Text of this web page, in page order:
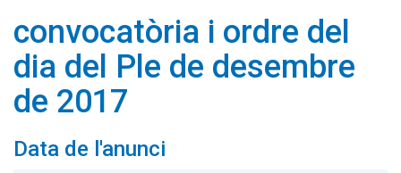
convocatòria i ordre del
dia del Ple de desembre
de 2017
Data de l'anunci